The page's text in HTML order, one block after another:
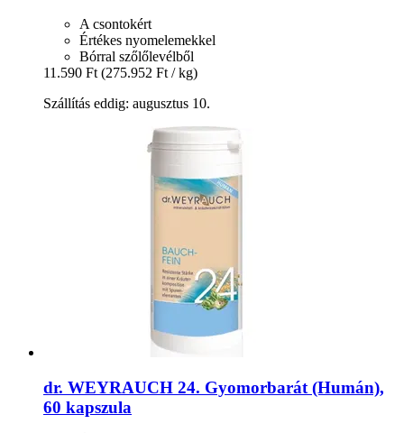
A csontokért
Értékes nyomelemekkel
Bórral szőlőlevélből
11.590 Ft (275.952 Ft / kg)
Szállítás eddig: augusztus 10.
dr. WEYRAUCH 24. Gyomorbarát (Humán),
60 kapszula